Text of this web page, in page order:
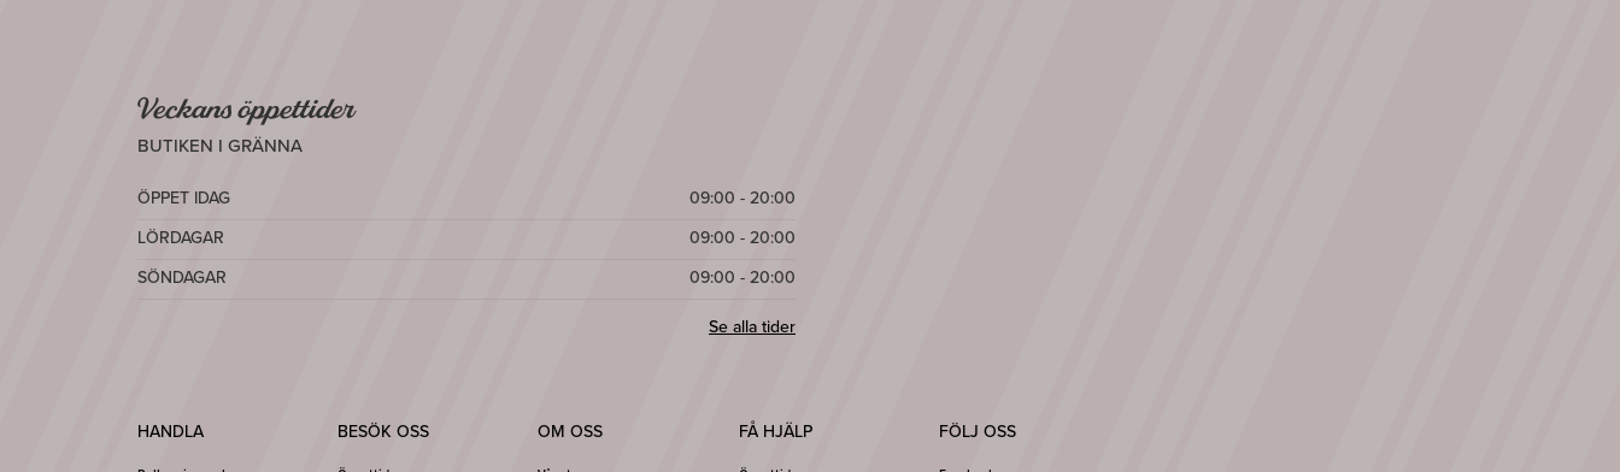
Veckans öppettider
BUTIKEN I GRÄNNA
ÖPPET IDAG
09:00 - 20:00
LÖRDAGAR
09:00 - 20:00
SÖNDAGAR
09:00 - 20:00
Se alla tider
HANDLA BESÖK OSS OM OSS FÅ HJÄLP FÖLJ OSS